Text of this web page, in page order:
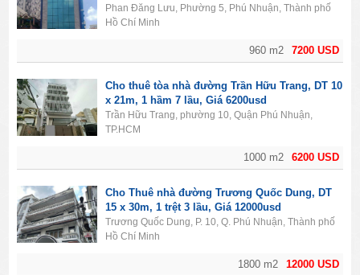
7200 USD
960 m2
Phan Đăng Lưu, Phường 5, Phú Nhuận, Thành phố
Hồ Chí Minh
6200 USD
1000 m2
Cho thuê tòa nhà đường Trần Hữu Trang, DT 10
x 21m, 1 hầm 7 lầu, Giá 6200usd
Trần Hữu Trang, phường 10, Quận Phú Nhuận,
TP.HCM
12000 USD
1800 m2
Cho Thuê nhà đường Trương Quốc Dung, DT
15 x 30m, 1 trệt 3 lầu, Giá 12000usd
Trương Quốc Dung, P. 10, Q. Phú Nhuận, Thành phố
Hồ Chí Minh